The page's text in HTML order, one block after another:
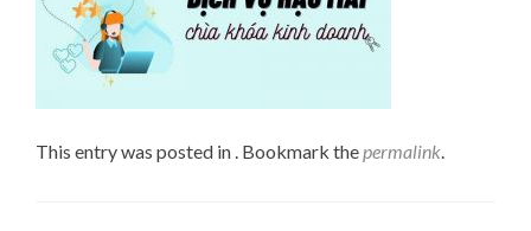
This entry was posted in . Bookmark thepermalink.